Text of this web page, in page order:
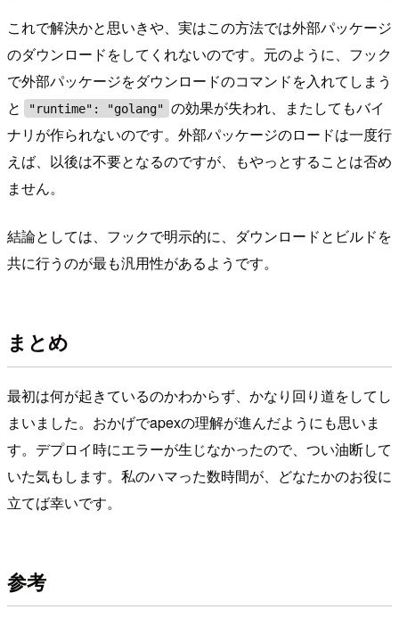
これで解決かと思いきや、実はこの方法では外部パッケージ
のダウンロードをしてくれないのです。元のように、フック
で外部パッケージをダウンロードのコマンドを入れてしまう
と
"runtime": "golang" の効果が失われ、またしてもバイ
ナリが作られないのです。外部パッケージのロードは一度行
えば、以後は不要となるのですが、もやっとすることは否め
ません。
結論としては、フックで明示的に、ダウンロードとビルドを
共に行うのが最も汎用性があるようです。
まとめ
最初は何が起きているのかわからず、かなり回り道をしてし
まいました。おかげでapexの理解が進んだようにも思いま
す。デプロイ時にエラーが生じなかったので、つい油断して
いた気もします。私のハマった数時間が、どなたかのお役に
立てば幸いです。
参考